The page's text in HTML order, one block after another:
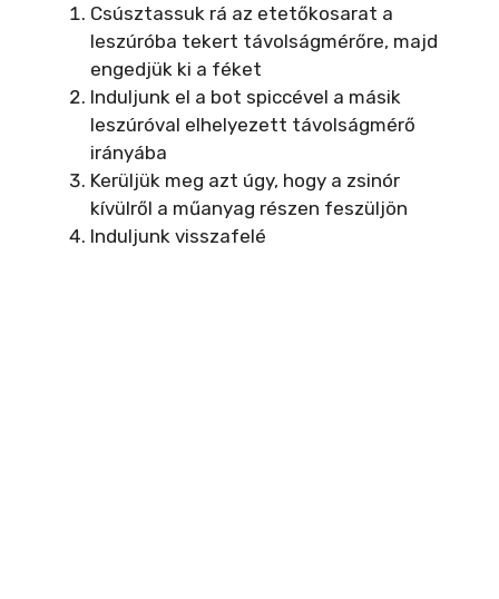
e
o
Csúsztassuk rá az etetőkosarat a
leszúróba tekert távolságmérőre, majd
engedjük ki a féket
Induljunk el a bot spiccével a másik
leszúróval elhelyezett távolságmérő
irányába
Kerüljük meg azt úgy, hogy a zsinór
kívülről a műanyag részen feszüljön
Induljunk visszafelé